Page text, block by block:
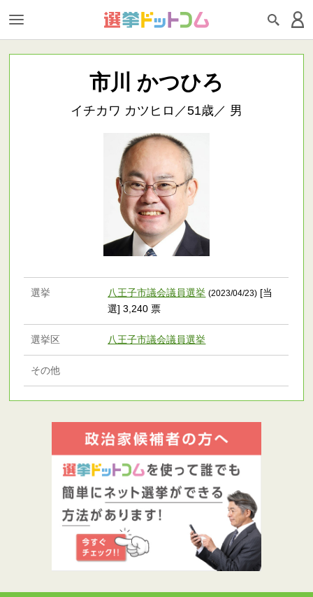
市川 かつひろ
イチカワ カツヒロ／51歳／ 男
選挙 八王子市議会議員選挙 (2023/04/23) [当
選] 3,240 票
選挙区 八王子市議会議員選挙
その他